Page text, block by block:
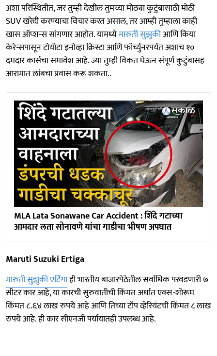
अशा परिस्थितीत, जर तुम्ही देखील तुमच्या मोठ्या कुटुंबासाठी मोठी
SUV खरेदी करण्याचा विचार करत असाल, तर आम्ही तुम्हाला काही
खास ऑप्शन्स सांगणार आहोत. यामध्येमारुती सुझुकीआणि किया
केरेन्सपासून टोयोटा इनोव्हा क्रिस्टा आणि फॉर्च्युनरपर्यंत अशाच १०
दमदार कार्सचा समावेश आहे. ज्या तुम्ही विकत घेऊन संपूर्ण कुटुंबासह
आरामात लांबचा प्रवास करू शकता..
MLA Lata Sonawane Car Accident : शिंदे गटाच्या
आमदार लता सोनावणे यांचा गाडीचा भीषण अपघात
Maruti Suzuki Ertiga
मारुती सुझुकी एर्टिगाही भारतीय बाजारपेठेतील सर्वाधिक परवडणारी ७
सीटर कार आहे, या कारची सुरुवातीची किंमत अर्थात एक्स-शोरूम
किंमत ८.६४ लाख रुपये आहे आणि तिच्या टॉप व्हेरियंटची किंमत ८ लाख
रुपये आहे. ही कार सीएनजी पर्यायातही उपलब्ध आहे.